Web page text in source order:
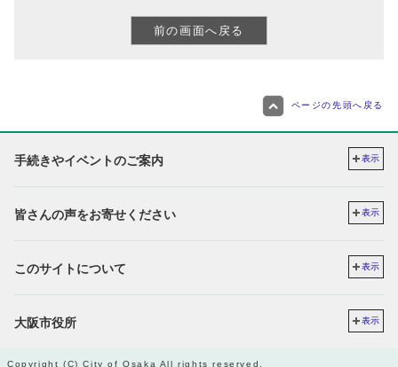
ページの先頭へ戻る
手続きやイベントのご案内 表示
皆さんの声をお寄せください 表示
このサイトについて 表示
大阪市役所 表示
Copyright (C) City of Osaka All rights reserved.